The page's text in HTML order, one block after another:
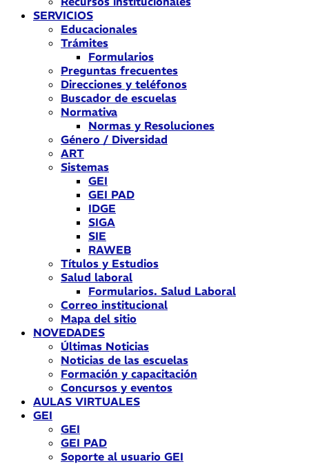
SERVICIOS
Educacionales
Trámites
Formularios
Preguntas frecuentes
Direcciones y teléfonos
Buscador de escuelas
Normativa
Normas y Resoluciones
Género / Diversidad
ART
Sistemas
GEI
GEI PAD
IDGE
SIGA
SIE
RAWEB
Títulos y Estudios
Salud laboral
Formularios. Salud Laboral
Correo institucional
Mapa del sitio
NOVEDADES
Últimas Noticias
Noticias de las escuelas
Formación y capacitación
Concursos y eventos
AULAS VIRTUALES
GEI
GEI
GEI PAD
Soporte al usuario GEI